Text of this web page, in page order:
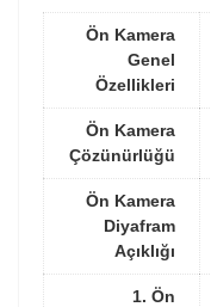
Ön Kamera
Genel
Özellikleri
Ön Kamera
Çözünürlüğü
Ön Kamera
Diyafram
Açıklığı
1. Ön